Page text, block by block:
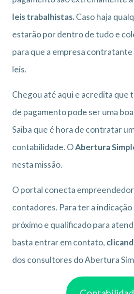
leis trabalhistas.Caso haja
estarão por dentro de tudo e
para que a empresa contratante
leis.
Chegou até aqui e acredita que
de pagamento pode ser uma
Saiba que é hora de contratar
contabilidade. OAbertura
nesta missão.
O portal conecta
contadores. Para ter a
próximo e qualificado para
basta entrar em contato,
dos consultores do Abertura